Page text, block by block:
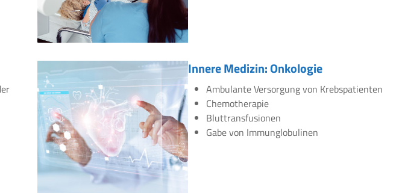
Innere Medizin: Onkologie
Ambulante Versorgung von Krebspatienten
Chemotherapie
Bluttransfusionen
Gabe von Immunglobulinen